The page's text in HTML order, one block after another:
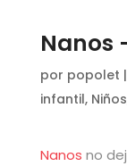
Nanos
por popolet |
infantil, Niños
Nanos no